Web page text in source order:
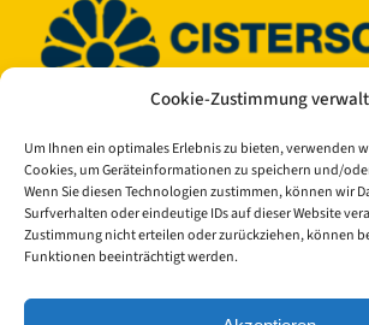
Cookie-Zustimmung
Um Ihnen ein optimales Erlebnis zu bieten, verwenden
Cookies, um Geräteinformationen zu speichern und/
Wenn Sie diesen Technologien zustimmen, können wir
Surfverhalten oder eindeutige IDs auf dieser Website
Zustimmung nicht erteilen oder zurückziehen, können
Funktionen beeinträchtigt werden.
© Copyright 2023 - 2026 |
All rights reserved
and all information without